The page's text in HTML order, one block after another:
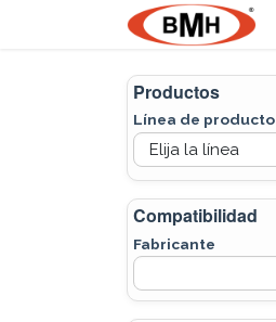
Ir al contenido
Productos
Línea de producto
Compatibilidad
Fabricante